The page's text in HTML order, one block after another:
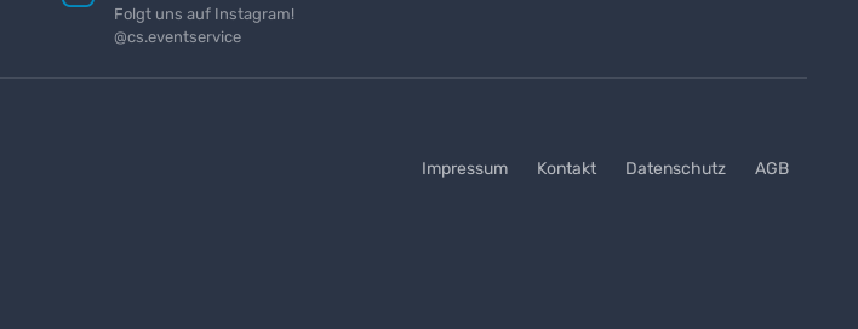
Folgt uns auf Instagram!
@cs.eventservice
Impressum Kontakt Datenschutz AGB